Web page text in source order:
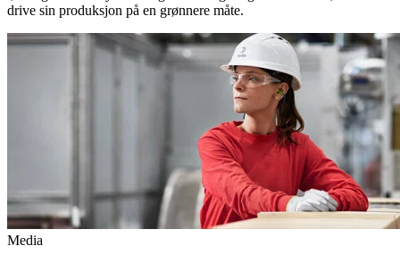
drive sin produksjon på en grønnere måte.
Media